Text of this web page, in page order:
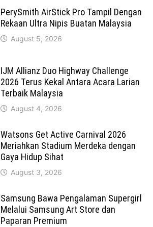
PerySmith AirStick Pro Tampil Dengan
Rekaan Ultra Nipis Buatan Malaysia
August 5, 2026
IJM Allianz Duo Highway Challenge
2026 Terus Kekal Antara Acara Larian
Terbaik Malaysia
August 4, 2026
Watsons Get Active Carnival 2026
Meriahkan Stadium Merdeka dengan
Gaya Hidup Sihat
August 3, 2026
Samsung Bawa Pengalaman Supergirl
Melalui Samsung Art Store dan
Paparan Premium